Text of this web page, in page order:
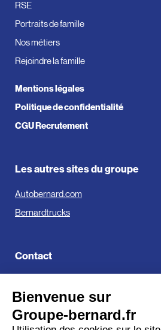
RSE
Portraits de famille
Nos métiers
Rejoindre la famille
Mentions légales
Politique de confidentialité
CGU Recrutement
Les autres sites du groupe
Autobernard.com
Bernardtrucks
Contact
519, Avenue de Parme
Bienvenue sur
Groupe-bernard.fr